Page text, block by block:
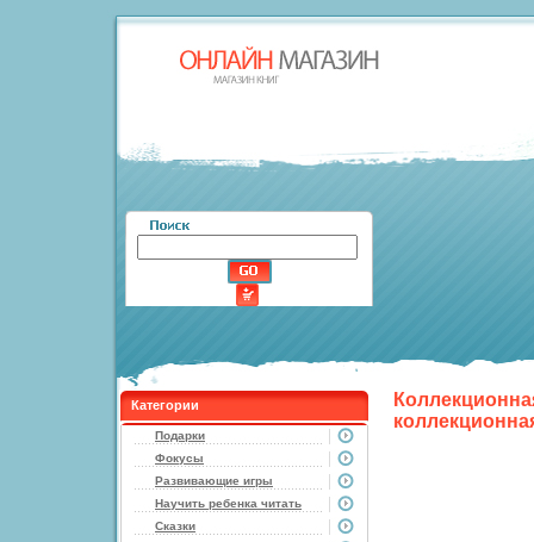
Категории
Подарки
Фокусы
Развивающие игры
Научить ребенка читать
Сказки